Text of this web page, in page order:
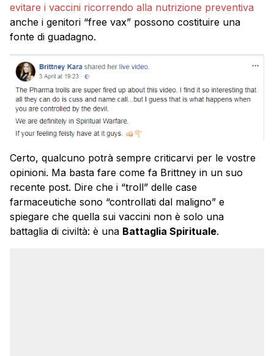
evitare i vaccini ricorrendo alla nutrizione preventiva
anche i genitori “free vax” possono costituire una
fonte di guadagno.
Certo, qualcuno potrà sempre criticarvi per le vostre
opinioni. Ma basta fare come fa Brittney in un suo
recente post. Dire che i “troll” delle case
farmaceutiche sono “controllati dal maligno” e
spiegare che quella sui vaccini non è solo una
battaglia di civiltà: è una Battaglia Spirituale.